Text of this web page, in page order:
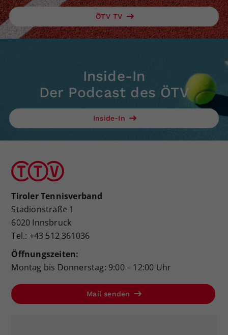
ÖTV TV
Inside-In
Der Podcast des ÖTV
Inside-In
Tiroler Tennisverband
Stadionstraße 1
6020 Innsbruck
Tel.: +43 512 361036
Öffnungszeiten:
Montag bis Donnerstag: 9:00 – 12:00 Uhr
Mail senden